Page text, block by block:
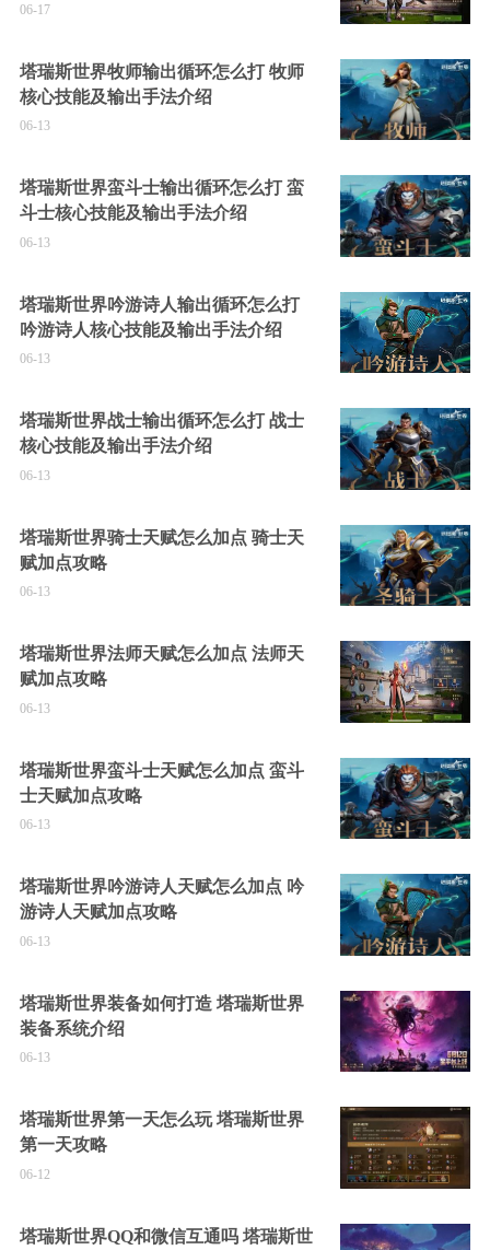
06-17
塔瑞斯世界牧师输出循环怎么打 牧师
核心技能及输出手法介绍
06-13
塔瑞斯世界蛮斗士输出循环怎么打 蛮
斗士核心技能及输出手法介绍
06-13
塔瑞斯世界吟游诗人输出循环怎么打
吟游诗人核心技能及输出手法介绍
06-13
塔瑞斯世界战士输出循环怎么打 战士
核心技能及输出手法介绍
06-13
塔瑞斯世界骑士天赋怎么加点 骑士天
赋加点攻略
06-13
塔瑞斯世界法师天赋怎么加点 法师天
赋加点攻略
06-13
塔瑞斯世界蛮斗士天赋怎么加点 蛮斗
士天赋加点攻略
06-13
塔瑞斯世界吟游诗人天赋怎么加点 吟
游诗人天赋加点攻略
06-13
塔瑞斯世界装备如何打造 塔瑞斯世界
装备系统介绍
06-13
塔瑞斯世界第一天怎么玩 塔瑞斯世界
第一天攻略
06-12
塔瑞斯世界QQ和微信互通吗 塔瑞斯世